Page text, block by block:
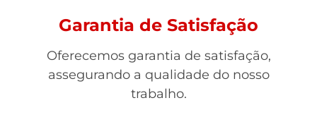
Garantia de Satisfação
Oferecemos garantia de satisfação,
assegurando a qualidade do nosso
trabalho.